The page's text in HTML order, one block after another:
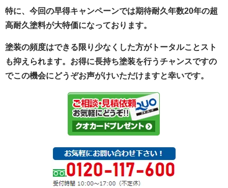
特に、今回の早得キャンペーンでは期待耐久年数20年の超
高耐久塗料が大特価になっております。
塗装の頻度はできる限り少なくした方がトータルことスト
も抑えられます。お得に長持ち塗装を行うチャンスですの
でこの機会にどうぞお声がけいただけますと幸いです。